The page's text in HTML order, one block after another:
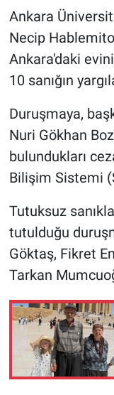
Ankara
Necip
Ankara'daki
10 sanığın
Duruşmaya,
Nuri Gökhan
bulundukları
Bilişim Sistemi
Tutuksuz
tutulduğu
Göktaş, Fikret
Tarkan